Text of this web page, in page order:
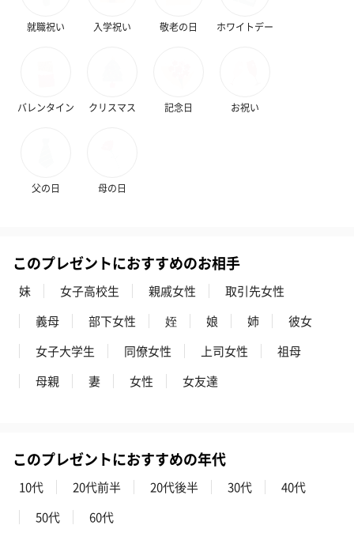
・ブランド名とカシミヤ表記のタグは4箇所を糸で固定
となり縫い付けてはおりませんので取り外していただ
お届けボックスオプション
大切な方のお名前や記念日を刺繍でお入れします。
就職祝い 入学祝い 敬老の日 ホワイトデー
バレンタイン クリスマス 記念日 お祝い
父の日 母の日
このプレゼントにおすすめのお相手
妹 女子高校生 親戚女性
取引先女性
義母
部下女性 姪 娘 姉
彼女
女子大学生
同僚女性 上司女性
祖母
母親
妻 女性 女友達
このプレゼントにおすすめの年代
10代 20代前半 20代後半 30代
40代
50代
60代